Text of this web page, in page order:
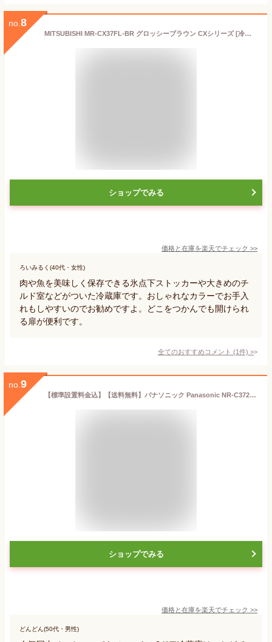
no. 8
MITSUBISHI MR-CX37FL-BR グロッシーブラウン CXシリーズ [冷蔵庫 (365L・左開き)]
ショップでみる
価格と在庫を楽天でチェック >>
ろいみるく(40代・女性)
肉や魚を美味しく保存できる氷点下ストッカーや大きめのチ
ルド室などがついた冷蔵庫です。おしゃれなカラーでお手入
れもしやすいのでお勧めですよ。どこをつかんでも開けられ
る扉が便利です。
全てのおすすめコメント (1件) >
no. 9
【標準設置料金込】【送料無料】パナソニック Panasonic NR-C372N-N(グレイスゴールド) 3ドア冷蔵庫 右開き 365L NRC372NN[代引・リボ・分割・ボーナス払い不可]
ショップでみる
価格と在庫を楽天でチェック >>
どんどん(50代・男性)